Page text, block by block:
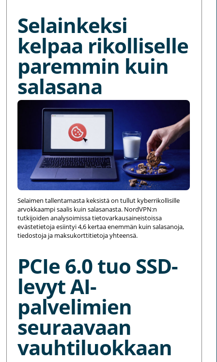
Selainkeksi
kelpaa rikolliselle
paremmin kuin
salasana
Selaimen tallentamasta keksistä on tullut kyberrikollisille
arvokkaampi saalis kuin salasanasta. NordVPN:n
tutkijoiden analysoimissa tietovarkausaineistoissa
evästetietoja esiintyi 4,6 kertaa enemmän kuin salasanoja,
tiedostoja ja maksukorttitietoja yhteensä.
PCIe 6.0 tuo SSD-
levyt AI-
palvelimien
seuraavaan
vauhtiluokkaan